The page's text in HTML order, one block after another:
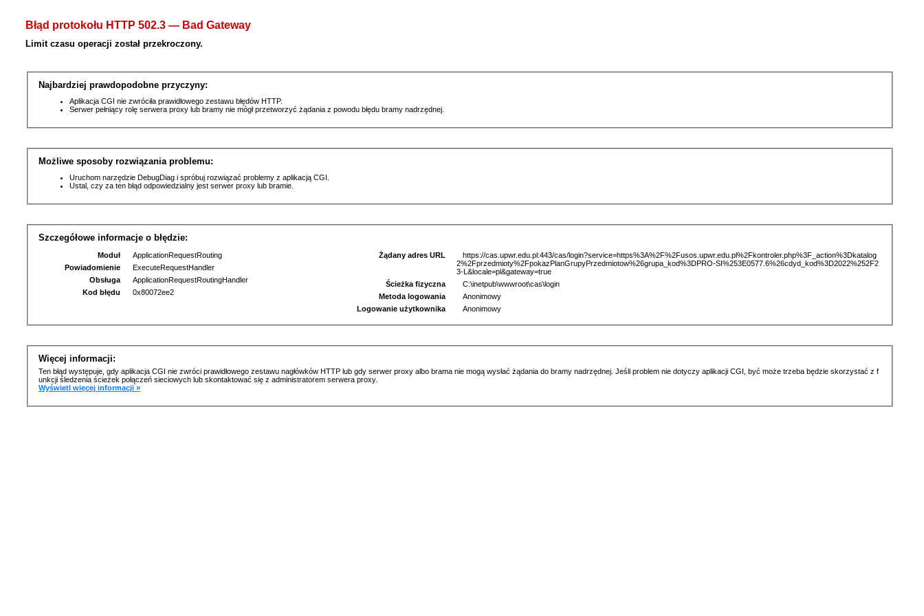
Błąd protokołu HTTP 502.3 — Bad Gateway
Limit czasu operacji został przekroczony.
Najbardziej prawdopodobne przyczyny:
Aplikacja CGI nie zwróciła prawidłowego zestawu błędów HTTP.
Serwer pełniący rolę serwera proxy lub bramy nie mógł przetworzyć żądania z powodu błędu bramy nadrzędnej.
Możliwe sposoby rozwiązania problemu:
Uruchom narzędzie DebugDiag i spróbuj rozwiązać problemy z aplikacją CGI.
Ustal, czy za ten błąd odpowiedzialny jest serwer proxy lub bramie.
Szczegółowe informacje o błędzie:
Moduł
ApplicationRequestRouting
Powiadomienie
ExecuteRequestHandler
Obsługa
ApplicationRequestRoutingHandler
Kod błędu
0x80072ee2
Żądany adres URL
https://cas.upwr.edu.pl:443/cas/login?service=https%3A%2F%2Fusos.upwr.edu.pl%2Fkontroler.php%3F_action%3Dkatalog
2%2Fprzedmioty%2FpokazPlanGrupyPrzedmiotow%26grupa_kod%3DPRO-SI%253E0577.6%26cdyd_kod%3D2022%252F2
3-L&locale=pl&gateway=true
Ścieżka fizyczna
C:\inetpub\wwwroot\cas\login
Metoda logowania
Anonimowy
Logowanie użytkownika
Anonimowy
Więcej informacji:
Ten błąd występuje, gdy aplikacja CGI nie zwróci prawidłowego zestawu nagłówków HTTP lub gdy serwer proxy albo brama nie mogą wysłać żądania do bramy nadrzędnej. Jeśli problem nie dotyczy aplikacji CGI, być może trzeba będzie skorzystać z f
unkcji śledzenia ścieżek połączeń sieciowych lub skontaktować się z administratorem serwera proxy.
Wyświetl więcej informacji »